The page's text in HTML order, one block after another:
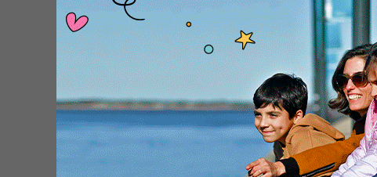
Te puede interesar:
Nota Principal
La actividad económica por encima
del nivel de diciembre (campo y
ventas minoristas traccionaron
"hacia arriba")